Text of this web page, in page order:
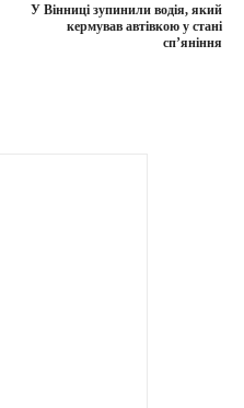
У Вінниці зупинили водія, який
кермував автівкою у стані
сп’яніння